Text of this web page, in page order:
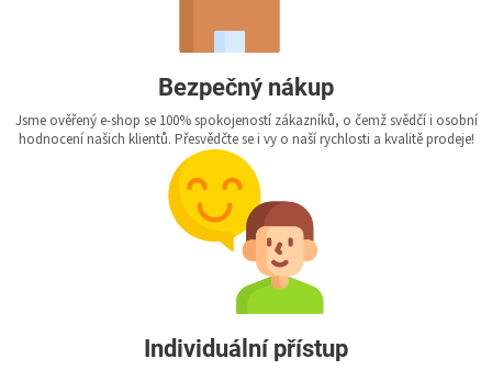
Bezpečný nákup
Jsme ověřený e-shop se 100% spokojeností zákazníků, o čemž svědčí i osobní
hodnocení našich klientů. Přesvědčte se i vy o naší rychlosti a kvalitě prodeje!
Individuální přístup